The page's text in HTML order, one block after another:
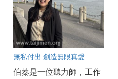
無私付出 創造無限真愛
伯蓁是一位聽力師，工作